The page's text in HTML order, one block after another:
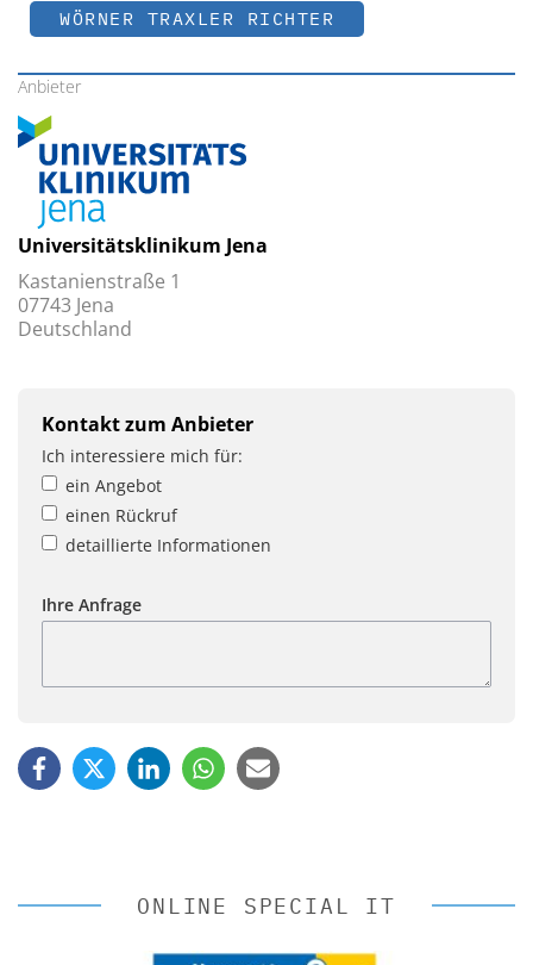
WÖRNER TRAXLER RICHTER
Anbieter
Universitätsklinikum Jena
Kastanienstraße 1
07743 Jena
Deutschland
Kontakt zum Anbieter
Ich interessiere mich für:
ein Angebot
einen Rückruf
detaillierte Informationen
Ihre Anfrage
ONLINE SPECIAL IT